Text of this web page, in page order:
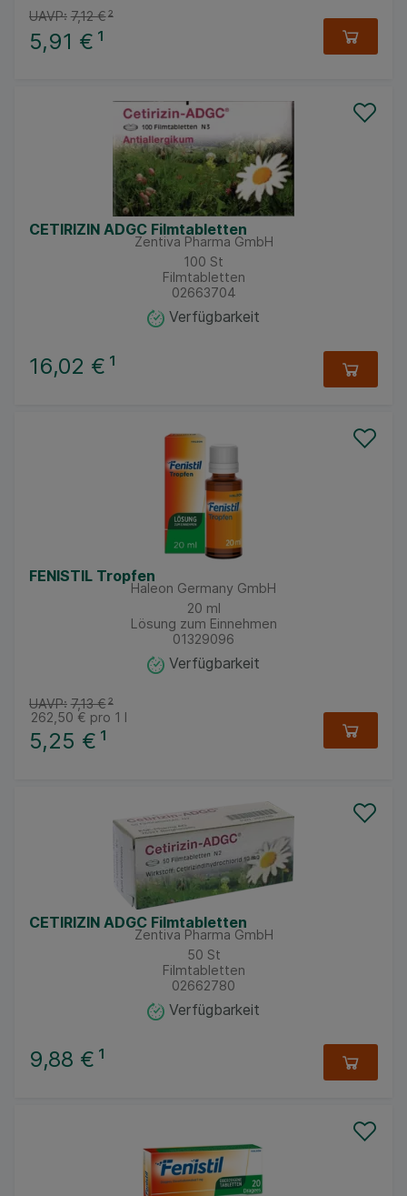
5,91 € ¹
UAVP: 7,12 €²
CETIRIZIN ADGC Filmtabletten
Zentiva Pharma GmbH
100 St
Filmtabletten
02663704
Verfügbarkeit
16,02 € ¹
FENISTIL Tropfen
Haleon Germany GmbH
20 ml
Lösung zum Einnehmen
01329096
Verfügbarkeit
5,25 € ¹
UAVP: 7,13 €²
262,50 € pro 1 l
CETIRIZIN ADGC Filmtabletten
Zentiva Pharma GmbH
50 St
Filmtabletten
02662780
Verfügbarkeit
9,88 € ¹